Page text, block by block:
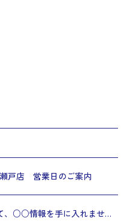
戸店 営業日のご案内
LINEのお友達登録をして、○○情報を手に入れませんか？